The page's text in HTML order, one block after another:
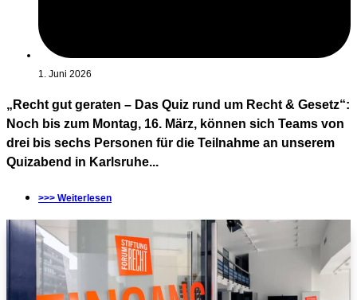
1. Juni 2026
„Recht gut geraten – Das Quiz rund um Recht & Gesetz“:
Noch bis zum Montag, 16. März, können sich Teams von
drei bis sechs Personen für die Teilnahme an unserem
Quizabend in Karlsruhe...
>>> Weiterlesen